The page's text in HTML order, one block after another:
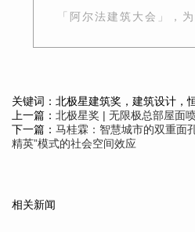
「阿尔法建筑大会」，
关键词：北极星建筑奖，建筑设计，
上一篇： 北极星奖 | 无限极总部屋面
下一篇： 马桂霖：智慧城市的双重面
精英”模式的社会空间效应
相关新闻